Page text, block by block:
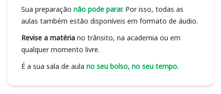
Sua preparação não pode parar. Por isso, todas as
aulas também estão disponíveis em formato de áudio.
Revise a matéria no trânsito, na academia ou em
qualquer momento livre.
É a sua sala de aula no seu bolso, no seu tempo.